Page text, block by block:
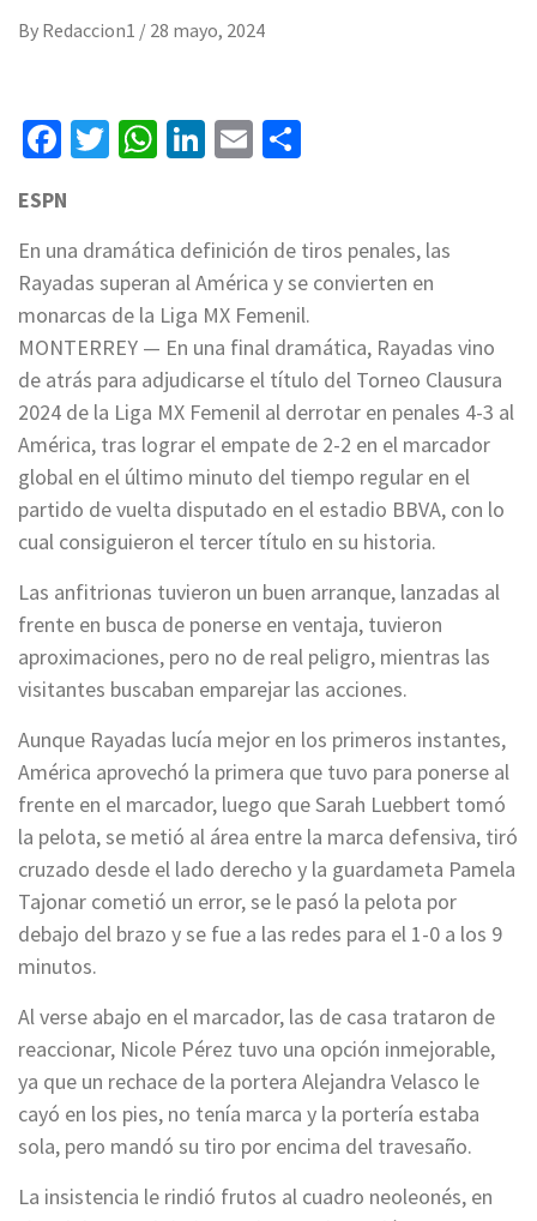
By Redaccion1 / 28 mayo, 2024
Facebook
Twitter
WhatsApp
LinkedIn
Email
ESPN
En una dramática definición de tiros penales, las
Rayadas superan al América y se convierten en
monarcas de la Liga MX Femenil.
MONTERREY — En una final dramática, Rayadas vino
de atrás para adjudicarse el título del Torneo Clausura
2024 de la Liga MX Femenil al derrotar en penales 4-3 al
América, tras lograr el empate de 2-2 en el marcador
global en el último minuto del tiempo regular en el
partido de vuelta disputado en el estadio BBVA, con lo
cual consiguieron el tercer título en su historia.
Las anfitrionas tuvieron un buen arranque, lanzadas al
frente en busca de ponerse en ventaja, tuvieron
aproximaciones, pero no de real peligro, mientras las
visitantes buscaban emparejar las acciones.
Aunque Rayadas lucía mejor en los primeros instantes,
América aprovechó la primera que tuvo para ponerse al
frente en el marcador, luego que Sarah Luebbert tomó
la pelota, se metió al área entre la marca defensiva, tiró
cruzado desde el lado derecho y la guardameta Pamela
Tajonar cometió un error, se le pasó la pelota por
debajo del brazo y se fue a las redes para el 1-0 a los 9
minutos.
Al verse abajo en el marcador, las de casa trataron de
reaccionar, Nicole Pérez tuvo una opción inmejorable,
ya que un rechace de la portera Alejandra Velasco le
cayó en los pies, no tenía marca y la portería estaba
sola, pero mandó su tiro por encima del travesaño.
La insistencia le rindió frutos al cuadro neoleonés, en